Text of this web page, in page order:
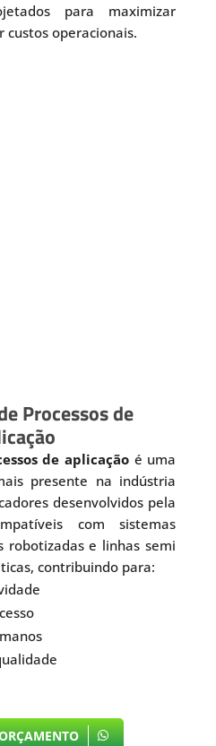
para maximizar
operacionais.
Processos de
de aplicaçãoé uma
presente na indústria
desenvolvidos pela
com sistemas
robotizadas e linhas semi
contribuindo para: